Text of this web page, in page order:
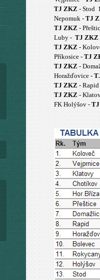
TJ ZKZ - Stod
Nepomuk - TJ
TJ ZKZ -
Luby - TJ ZKZ
TJ ZKZ -
Příkosice - TJ
TJ ZKZ -
Horažďovice -
TJ ZKZ -
TJ ZKZ -
FK Holýšov -